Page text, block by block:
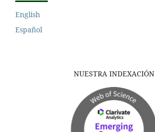
English
Español
NUESTRA INDEXACIÓN